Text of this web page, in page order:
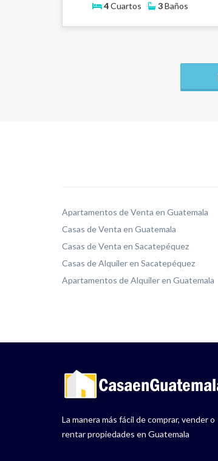
4Cuartos 3Baños
Apartamentos de Venta en Guatemala
Casas de Venta en Guatemala
Casas de Venta en Sacatepéquez
Casas de Alquiler en Sacatepéquez
Apartamentos de Alquiler en Guatemala
La manera más fácil de comprar, vender o
rentar propiedades en Guatemala